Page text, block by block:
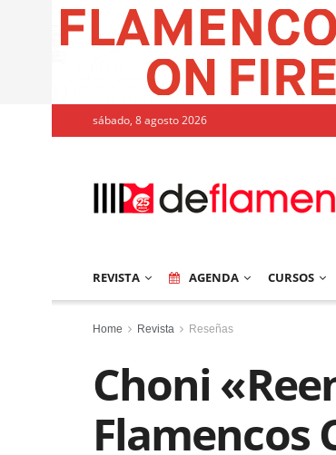
sábado, 8 agosto 2026
REVISTA AGENDA CURSOS
Home Revista Reseñas
Choni
Flamencos